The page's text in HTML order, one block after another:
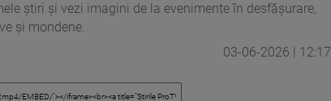
știri și vezi imagini de la evenimente în desfășurare,
și mondene.
03-06-2026 | 12:17